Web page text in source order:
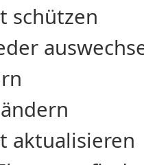
schützen
aktualisieren